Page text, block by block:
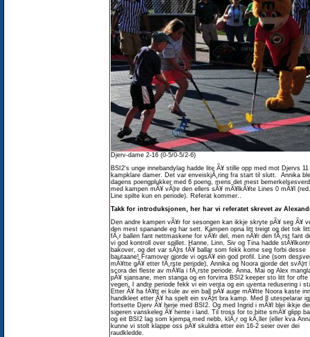
Djerv-dame 2-16 (0-5/0-5/2-6)
BSI2's unge innebandylag hadde lite Ã¥ stille opp med mot Djervs 11
kampklare damer. Det var enveiskjÃ¸ring fra start til slutt. Annika ble
dagens poengplukker med 6 poeng, mens det mest
med kampen mÃ¥ vÃ¦re den ellers sÃ¥ mÃ¥lkÃ¥te Lines 0 mÃ¥l
Line spilte kun en periode). Referat kommer..
Takk for introduksjonen, her har vi referatet skrevet av
Den andre kampen vÃ¥r for sesongen kan ikkje skryte pÃ¥ seg Ã¥
den mest spanande eg har sett. Kampen opna litt treigt og det tok
fÃ¸r ballen fant nettmaskene for vÃ¥r del, men nÃ¥r den fÃ¸rst fant
vi god kontroll over spillet. Hanne, Linn, Siv og Tina hadde
bakover, og det var sÃ¦rs fÃ¥ ballar som fekk kome seg forbi desse
bautaane! Framover gjorde vi ogsÃ¥ ein god profil. Line (som
mÃ¥tte gÃ¥ etter fÃ¸rste periode), Annika og Noora gjorde det svÃ¦rt
scora dei fleste av mÃ¥la i fÃ¸rste periode. Anna, Mai og Alex
pÃ¥ sjansane, men stanga og en forvirra BSI2 keeper sto litt for ofte
vegen. I andre periode fekk vi ein venta og ein uventa redusering i
Etter Ã¥ ha fÃ¥tt ei kule av ein ball pÃ¥ auge mÃ¥tte Noora kaste inn
handkleet etter Ã¥ ha spelt ein svÃ¦rt bra kamp. Med 8 utespelarar
fortsette Djerv Ã¥ herje med BSI2. Og med Ingrid i mÃ¥l blei ikkje
sigeren vanskeleg Ã¥ hente i land. Til tross for to bitte smÃ¥ glipp
og eit BSI2 lag som kjempa med nebb, klÃ¸r og kÃ¸ller (eller kva
kunne vi stolt klappe oss pÃ¥ skuldra etter ein 16-2 seier over dei
raudkledde.